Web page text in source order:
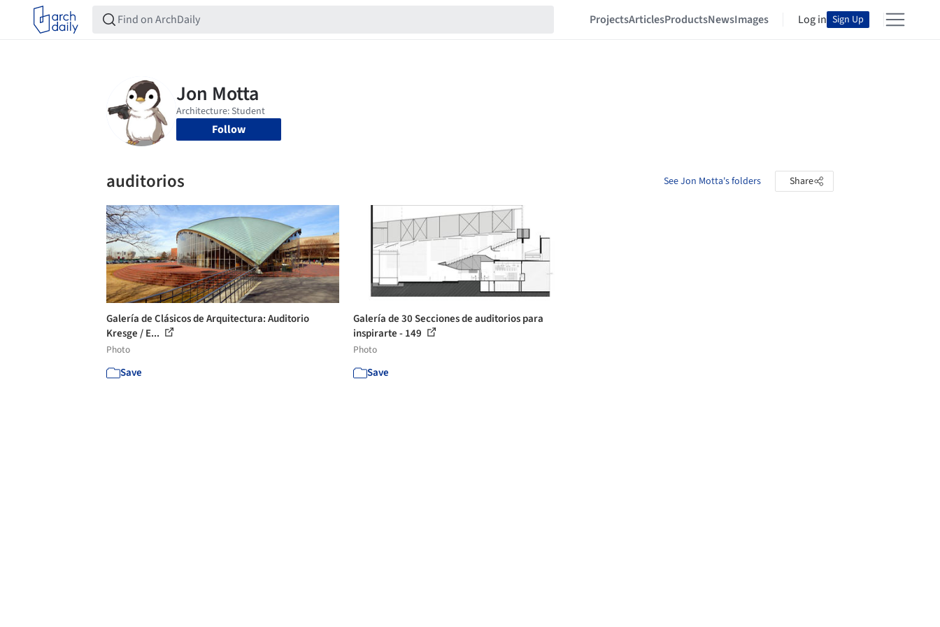
ProjectsArticlesProductsNewsImages Log in Sign Up
Follow
auditorios See Jon Motta's folders Share
Galería de Clásicos de Arquitectura: Auditorio
Kresge / E...
Photo
Save
Galería de 30 Secciones de auditorios para
inspirarte - 149
Photo
Save